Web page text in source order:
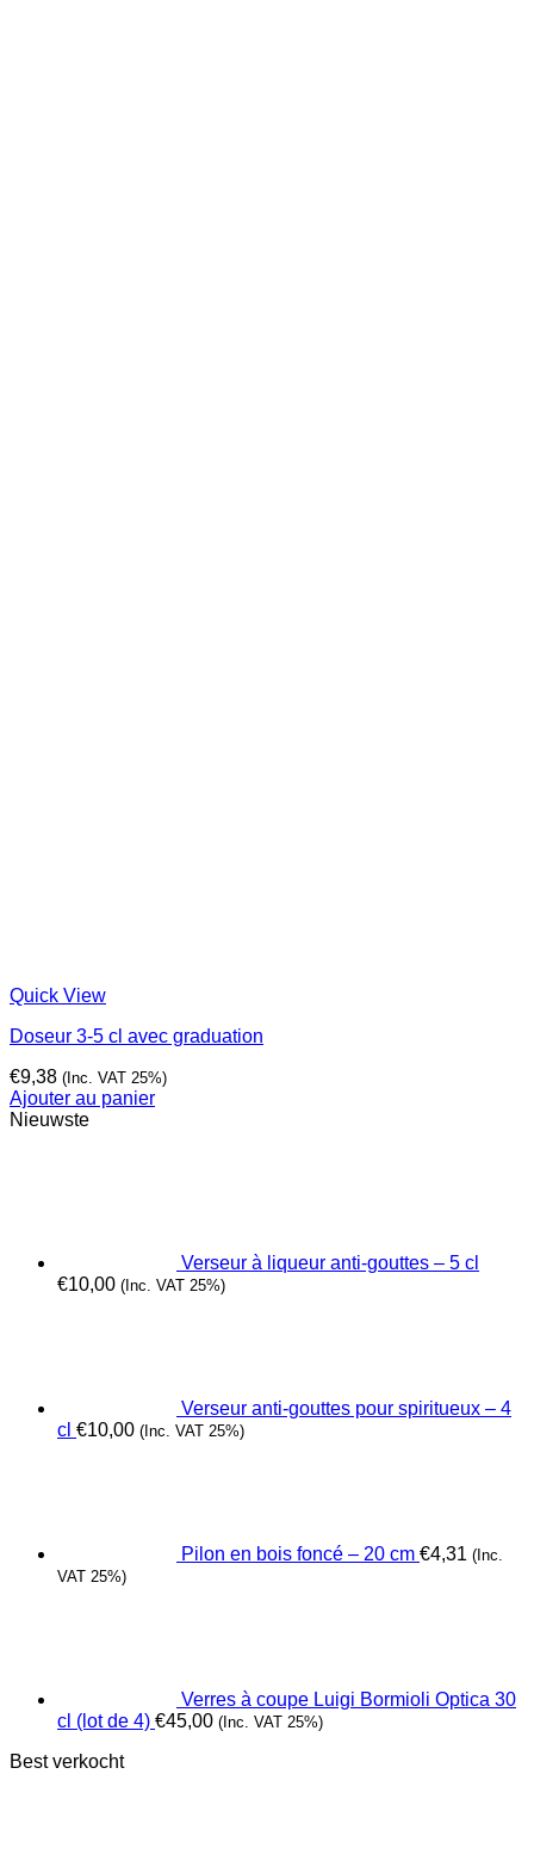
Quick View
Doseur 3-5 cl avec graduation
€9,38 (Inc. VAT 25%)
Ajouter au panier
Nieuwste
Verseur à liqueur anti-gouttes – 5 cl
€10,00 (Inc. VAT 25%)
Verseur anti-gouttes pour spiritueux – 4
cl €10,00 (Inc. VAT 25%)
Pilon en bois foncé – 20 cm €4,31 (Inc.
VAT 25%)
Verres à coupe Luigi Bormioli Optica 30
cl (lot de 4) €45,00 (Inc. VAT 25%)
Best verkocht